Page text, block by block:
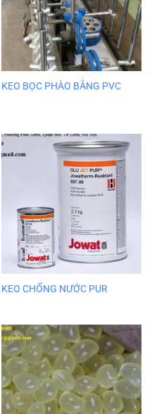
KEO BỌC PHÀO BẰNG PVC
KEO CHỐNG NƯỚC PUR